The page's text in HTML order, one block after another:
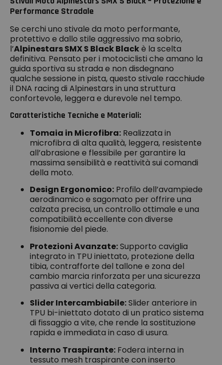
Performance Stradale
Se cerchi uno stivale da moto performante,
protettivo e dallo stile aggressivo ma sobrio,
l’Alpinestars SMX S Black Blackè la scelta
definitiva. Pensato per i motociclisti che amano la
guida sportiva su strada e non disdegnano
qualche sessione in pista, questo stivale racchiude
il DNA racing di Alpinestars in una struttura
confortevole, leggera e durevole nel tempo.
Caratteristiche Tecniche e Materiali:
Tomaia in Microfibra: Realizzata in
microfibra di alta qualità, leggera, resistente
all’abrasione e flessibile per garantire la
massima sensibilità e reattività sui comandi
della moto.
Design Ergonomico: Profilo dell’avampiede
aerodinamico e sagomato per offrire una
calzata precisa, un controllo ottimale e una
compatibilità eccellente con diverse
fisionomie del piede.
Protezioni Avanzate:Supporto caviglia
integrato in TPU iniettato, protezione della
tibia, contrafforte del tallone e zona del
cambio marcia rinforzata per una sicurezza
passiva ai vertici della categoria.
Slider Intercambiabile:Slider anteriore in
TPU bi-iniettato dotato di un pratico sistema
di fissaggio a vite, che rende la sostituzione
rapida e immediata in caso di usura.
Interno Traspirante: Fodera interna in
tessuto mesh traspirante con inserto